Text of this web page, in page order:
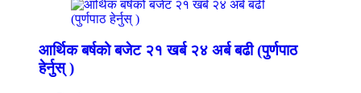
आर्थिक बर्षको बजेट २१ खर्ब २४ अर्ब बढी (पुर्णपाठ
हेर्नुस् )